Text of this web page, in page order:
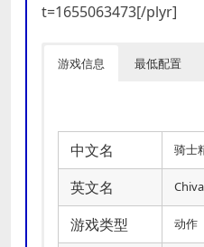
t=1655063473[/plyr]
游戏信息 最低配置
中文名 骑士
英文名
游戏类型 动作